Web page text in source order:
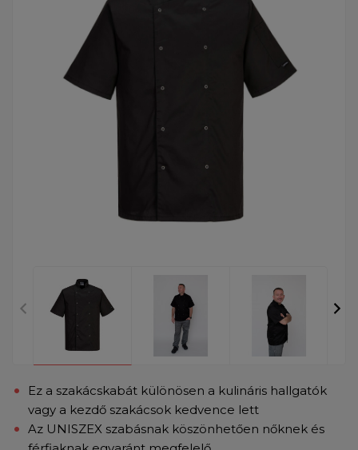
Ez a szakácskabát különösen a kulináris hallgatók
vagy a kezdő szakácsok kedvence lett
Az UNISZEX szabásnak köszönhetően nőknek és